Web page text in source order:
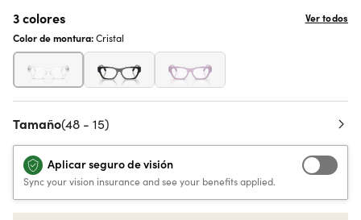
3 colores
Ver todos
Color de montura:Cristal
Tamaño(48 - 15)
Aplicar seguro de visión
Sync your vision insurance and see your benefits applied.